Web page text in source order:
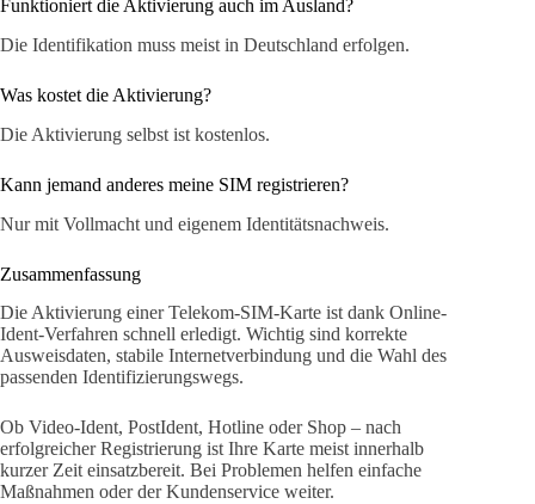
Funktioniert die Aktivierung auch im Ausland?
Die Identifikation muss meist in Deutschland erfolgen.
Was kostet die Aktivierung?
Die Aktivierung selbst ist kostenlos.
Kann jemand anderes meine SIM registrieren?
Nur mit Vollmacht und eigenem Identitätsnachweis.
Zusammenfassung
Die Aktivierung einer Telekom-SIM-Karte ist dank Online-
Ident-Verfahren schnell erledigt. Wichtig sind korrekte
Ausweisdaten, stabile Internetverbindung und die Wahl des
passenden Identifizierungswegs.
Ob Video-Ident, PostIdent, Hotline oder Shop – nach
erfolgreicher Registrierung ist Ihre Karte meist innerhalb
kurzer Zeit einsatzbereit. Bei Problemen helfen einfache
Maßnahmen oder der Kundenservice weiter.